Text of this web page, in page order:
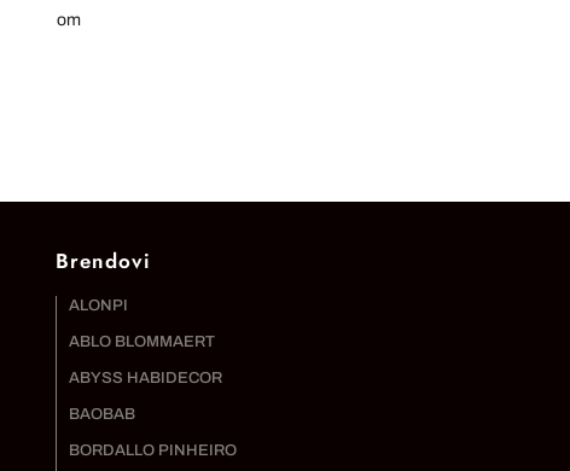
om
Brendovi
ALONPI
ABLO BLOMMAERT
ABYSS HABIDECOR
BAOBAB
BORDALLO PINHEIRO